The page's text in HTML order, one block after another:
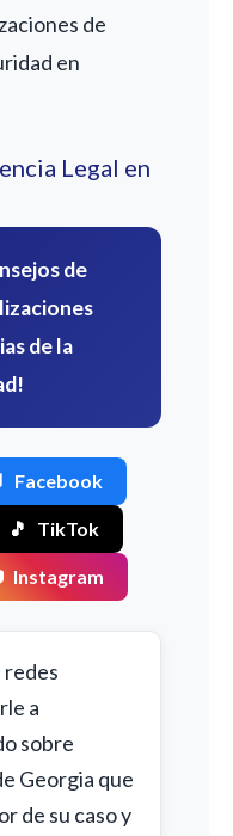
de
en
Legal en
de
de la
Facebook
🎵 TikTok
Instagram
redes
a
sobre
Georgia que
de su caso y